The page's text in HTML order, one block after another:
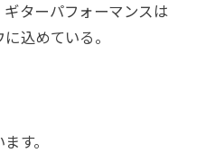
ターパフォーマンスは
込めている。
す。